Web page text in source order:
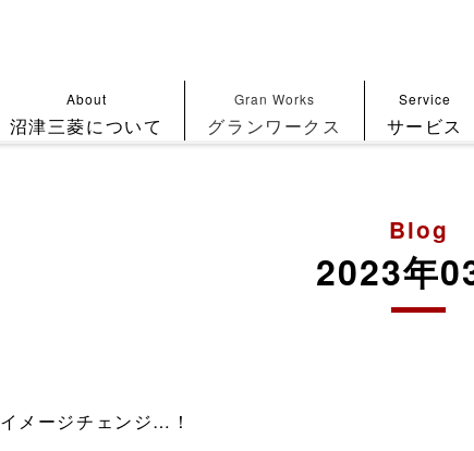
About
沼津三菱について
Gran Works
グランワークス
Service
サービス
Blog
2023年
イメージチェンジ…！